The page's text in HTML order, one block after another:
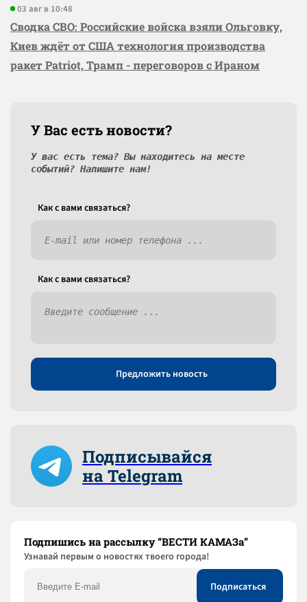
03 авг в 10:48
Сводка СВО: Российские войска взяли Ольговку,
Киев ждёт от США технология производства
ракет Patriot, Трамп - переговоров с Ираном
У Вас есть новости?
У вас есть тема? Вы находитесь на месте
событий? Напишите нам!
Как c вами связаться?
Как c вами связаться?
Предложить новость
Подписывайся
на Telegram
Подпишись на рассылку “ВЕСТИ КАМАЗа”
Узнaвай первым о новостях твоего города!